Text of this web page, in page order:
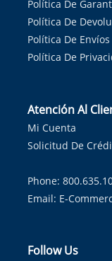
Política De
Política De
Política De Envíos
Política De
Atención Al
Mi Cuenta
Solicitud De
Phone:
Email: E-
Follow Us